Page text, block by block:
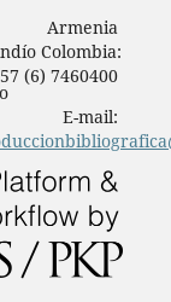
Armenia
Colombia:
(6) 7460400
E-mail: